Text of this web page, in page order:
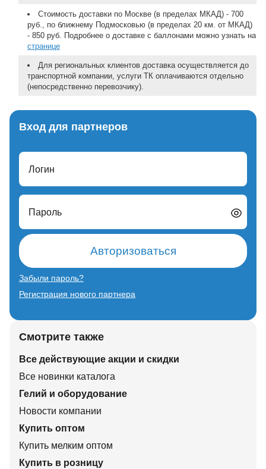
Стоимость доставки по Москве (в пределах МКАД) - 700
руб., по ближнему Подмосковью (в пределах 20 км. от МКАД)
- 850 руб. Подробнее о доставке с баллонами можно узнать на
странице
Для региональных клиентов доставка осуществляется до
транспортной компании, услуги ТК оплачиваются отдельно
(непосредственно перевозчику).
Вход для партнеров
Логин
Пароль
Авторизоваться
Забыли пароль?
Регистрация нового партнера
Смотрите также
Все действующие акции и скидки
Все новинки каталога
Гелий и оборудование
Новости компании
Купить оптом
Купить мелким оптом
Купить в розницу